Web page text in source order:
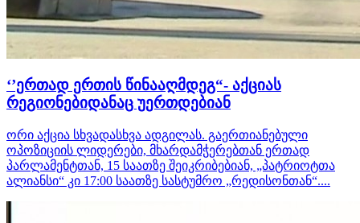
‘’ერთად ერთის წინააღმდეგ“- აქციას
რეგიონებიდანაც უერთდებიან
ორი აქცია სხვადასხვა ადგილას. გაერთიანებული
ოპოზიციის ლიდერები, მხარდამჭერებთან ერთად
პარლამენტთან, 15 საათზე შეიკრიბებიან, „პატრიოტთა
ალიანსი“ კი 17:00 საათზე სასტუმრო „რედისონთან“....